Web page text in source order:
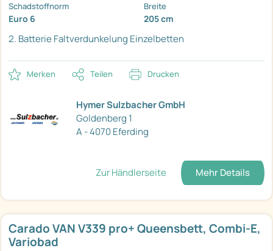
Schadstoffnorm
Euro 6
Breite
205 cm
2. Batterie Faltverdunkelung Einzelbetten
Merken Teilen Drucken
Hymer Sulzbacher GmbH
Goldenberg 1
A - 4070 Eferding
Zur Händlerseite Mehr Details
Carado VAN V339 pro+ Queensbett, Combi-E,
Variobad